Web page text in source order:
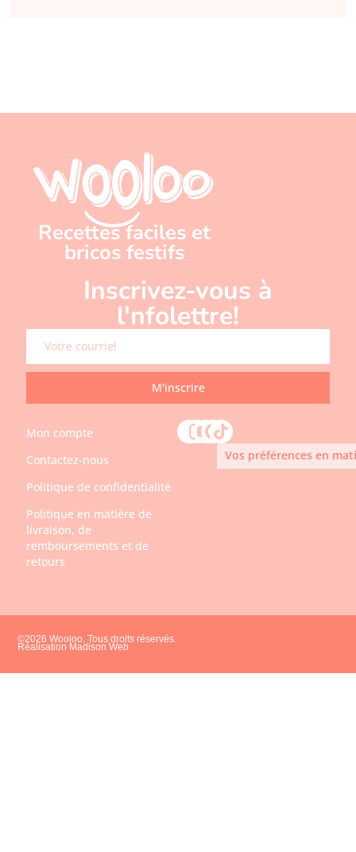
Recettes faciles et
bricos festifs
Inscrivez-vous à
l'nfolettre!
M'inscrire
Mon compte
Contactez-nous
Politique de confidentialité
Politique en matière de
livraison, de
remboursements et de
retours
Vos préférences en
©2026 Wooloo, Tous droits réservés.
Réalisation Madison Web